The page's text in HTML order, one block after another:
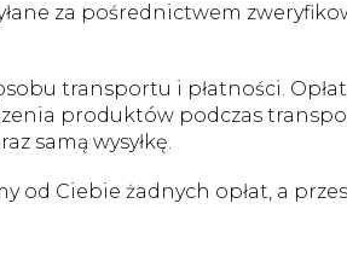
za pośrednictwem
transportu i płatności.
produktów podczas
samą wysyłkę.
od Ciebie żadnych opłat, a